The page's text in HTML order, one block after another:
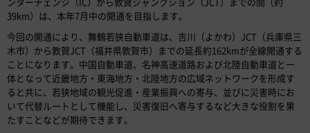
39km）は、本年7月中の開通を目指します。
今回の開通により、舞鶴若狭自動車道は、吉川（よかわ）JCT（兵庫県三
木市）から敦賀JCT（福井県敦賀市）までの延長約162kmが全線開通する
ことになります。中国自動車道、名神高速道路および北陸自動車道と一
体となって近畿地方・東海地方・北陸地方の広域ネットワークを形成す
ると共に、若狭地域の観光促進・産業振興への寄与、並びに災害時にお
いて代替ルートとして機能し、災害復旧へ寄与するなど大きな役割を果
たすことなどが期待できます。